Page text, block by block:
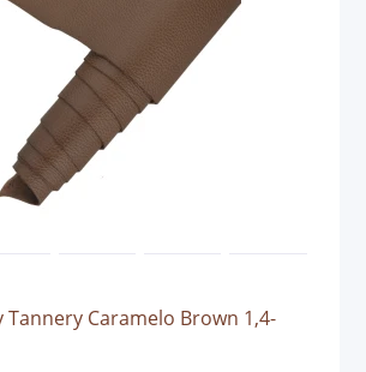
Caramelo Brown 1,4-